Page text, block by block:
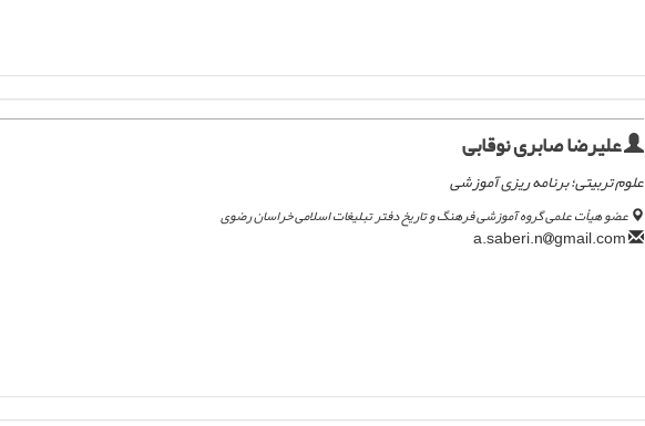
علیرضا صابری نوقابی
علوم تربیتی؛ برنامه ریزی آموزشی
عضو هیأت علمی گروه آموزشی فرهنگ و تاریخ دفتر تبلیغات اسلامی خراسان رضوی
gmail.com